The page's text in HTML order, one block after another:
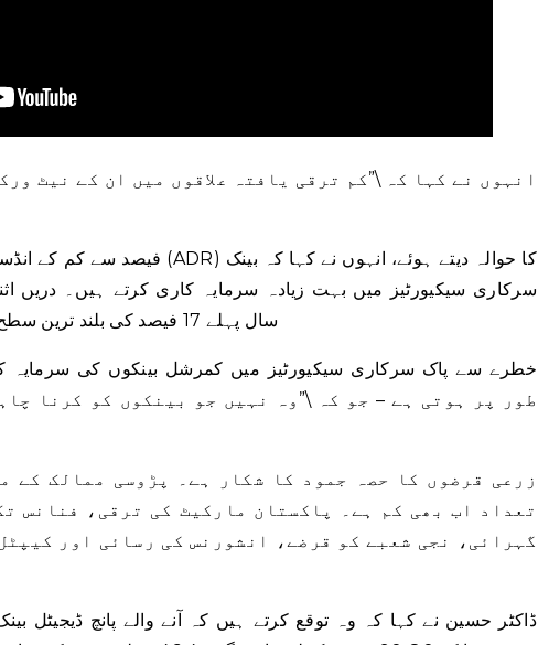
انہوں نے کہا کہ \”کم ترقی یافتہ علاقوں میں ان کے نیٹ
سرکاری سیکیورٹیز میں بہت زیادہ سرمایہ کاری کرتے ہیں۔ دریں
سال پہلے 17 فیصد کی بلند ترین سطح سے گھٹ کر 7 فیصد رہ گیا ہے۔
طور پر ہوتی ہے – جو کہ \”وہ نہیں جو بینکوں کو کرنا
تعداد اب بھی کم ہے۔ پاکستان مارکیٹ کی ترقی، فنانس
گہرائی، نجی شعبے کو قرضے، انشورنس کی رسائی اور
ڈاکٹر حسین نے کہا کہ وہ توقع کرتے ہیں کہ آنے والے پانچ ڈیجیٹل